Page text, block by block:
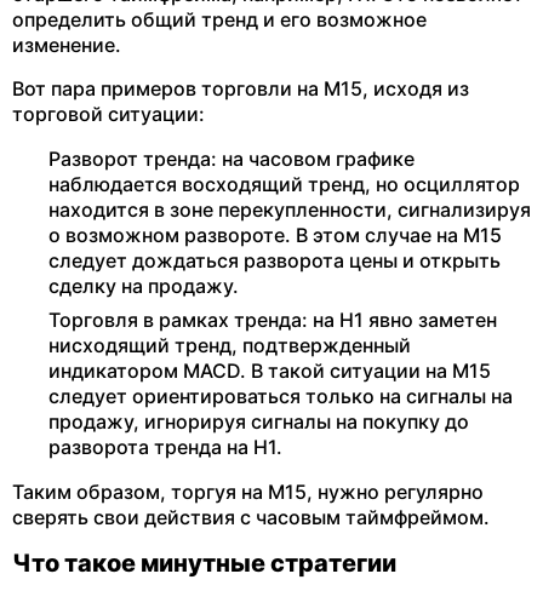
определить общий тренд и его возможное
изменение.
Вот пара примеров торговли на M15, исходя из
торговой ситуации:
Разворот тренда: на часовом графике
наблюдается восходящий тренд, но осциллятор
находится в зоне перекупленности, сигнализируя
о возможном развороте. В этом случае на M15
следует дождаться разворота цены и открыть
сделку на продажу.
Торговля в рамках тренда: на H1 явно заметен
нисходящий тренд, подтвержденный
индикатором MACD. В такой ситуации на M15
следует ориентироваться только на сигналы на
продажу, игнорируя сигналы на покупку до
разворота тренда на H1.
Таким образом, торгуя на M15, нужно регулярно
сверять свои действия с часовым таймфреймом.
Что такое минутные стратегии